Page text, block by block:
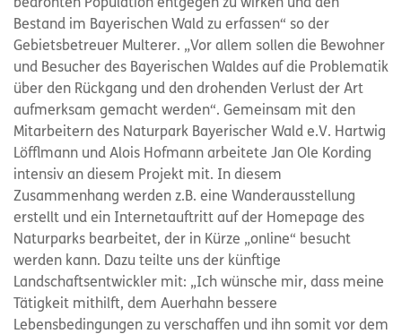
bedrohten Population entgegen zu wirken und den
Bestand im Bayerischen Wald zu erfassen“ so der
Gebietsbetreuer Multerer. „Vor allem sollen die Bewohner
und Besucher des Bayerischen Waldes auf die Problematik
über den Rückgang und den drohenden Verlust der Art
aufmerksam gemacht werden“. Gemeinsam mit den
Mitarbeitern des Naturpark Bayerischer Wald e.V. Hartwig
Löfflmann und Alois Hofmann arbeitete Jan Ole Kording
intensiv an diesem Projekt mit. In diesem
Zusammenhang werden z.B. eine Wanderausstellung
erstellt und ein Internetauftritt auf der Homepage des
Naturparks bearbeitet, der in Kürze „online“ besucht
werden kann. Dazu teilte uns der künftige
Landschaftsentwickler mit: „Ich wünsche mir, dass meine
Tätigkeit mithilft, dem Auerhahn bessere
Lebensbedingungen zu verschaffen und ihn somit vor dem